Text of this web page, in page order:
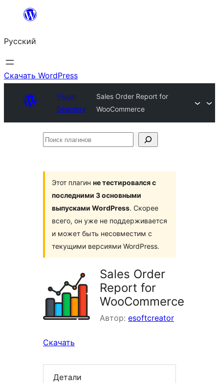
Перейти
содержимому
Русский
Скачать WordPress
Plugin
Directory
Sales Order Report for
WooCommerce
Поиск
Этот плагин не тестировался с
последними 3 основными
выпусками WordPress. Скорее
всего, он уже не поддерживается
и может быть несовместим с
текущими версиями WordPress.
Sales Order
Report for
WooCommerce
Автор: esoftcreator
Скачать
Детали